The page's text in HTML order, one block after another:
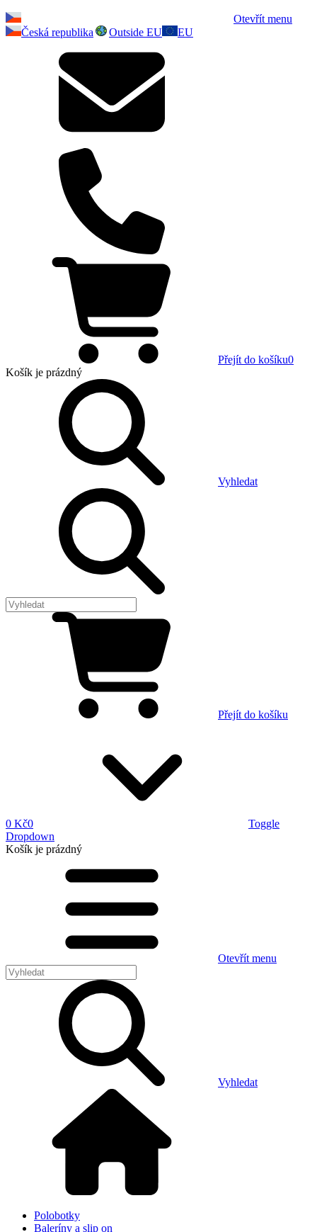
Otevřít menu
Česká republika
Outside EU EU
Přejít do košíku0
Košík je prázdný
Vyhledat
Přejít do košíku
0 Kč0
Toggle
Dropdown
Košík je prázdný
Otevřít menu
Vyhledat
Polobotky
Baleríny a slip on